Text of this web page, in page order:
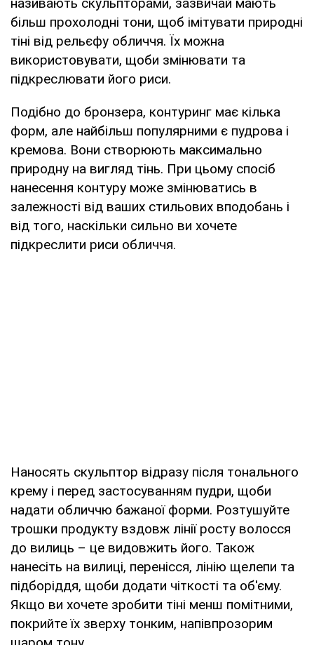
більш прохолодні тони, щоб імітувати природні
тіні від рельєфу обличчя. Їх можна
використовувати, щоби змінювати та
підкреслювати його риси.
Подібно до бронзера, контуринг має кілька
форм, але найбільш популярними є пудрова і
кремова. Вони створюють максимально
природну на вигляд тінь. При цьому спосіб
нанесення контуру може змінюватись в
залежності від ваших стильових вподобань і
від того, наскільки сильно ви хочете
підкреслити риси обличчя.
Наносять скульптор відразу після тонального
крему і перед застосуванням пудри, щоби
надати обличчю бажаної форми. Розтушуйте
трошки продукту вздовж лінії росту волосся
до вилиць – це видовжить його. Також
нанесіть на вилиці, перенісся, лінію щелепи та
підборіддя, щоби додати чіткості та об'єму.
Якщо ви хочете зробити тіні менш помітними,
покрийте їх зверху тонким, напівпрозорим